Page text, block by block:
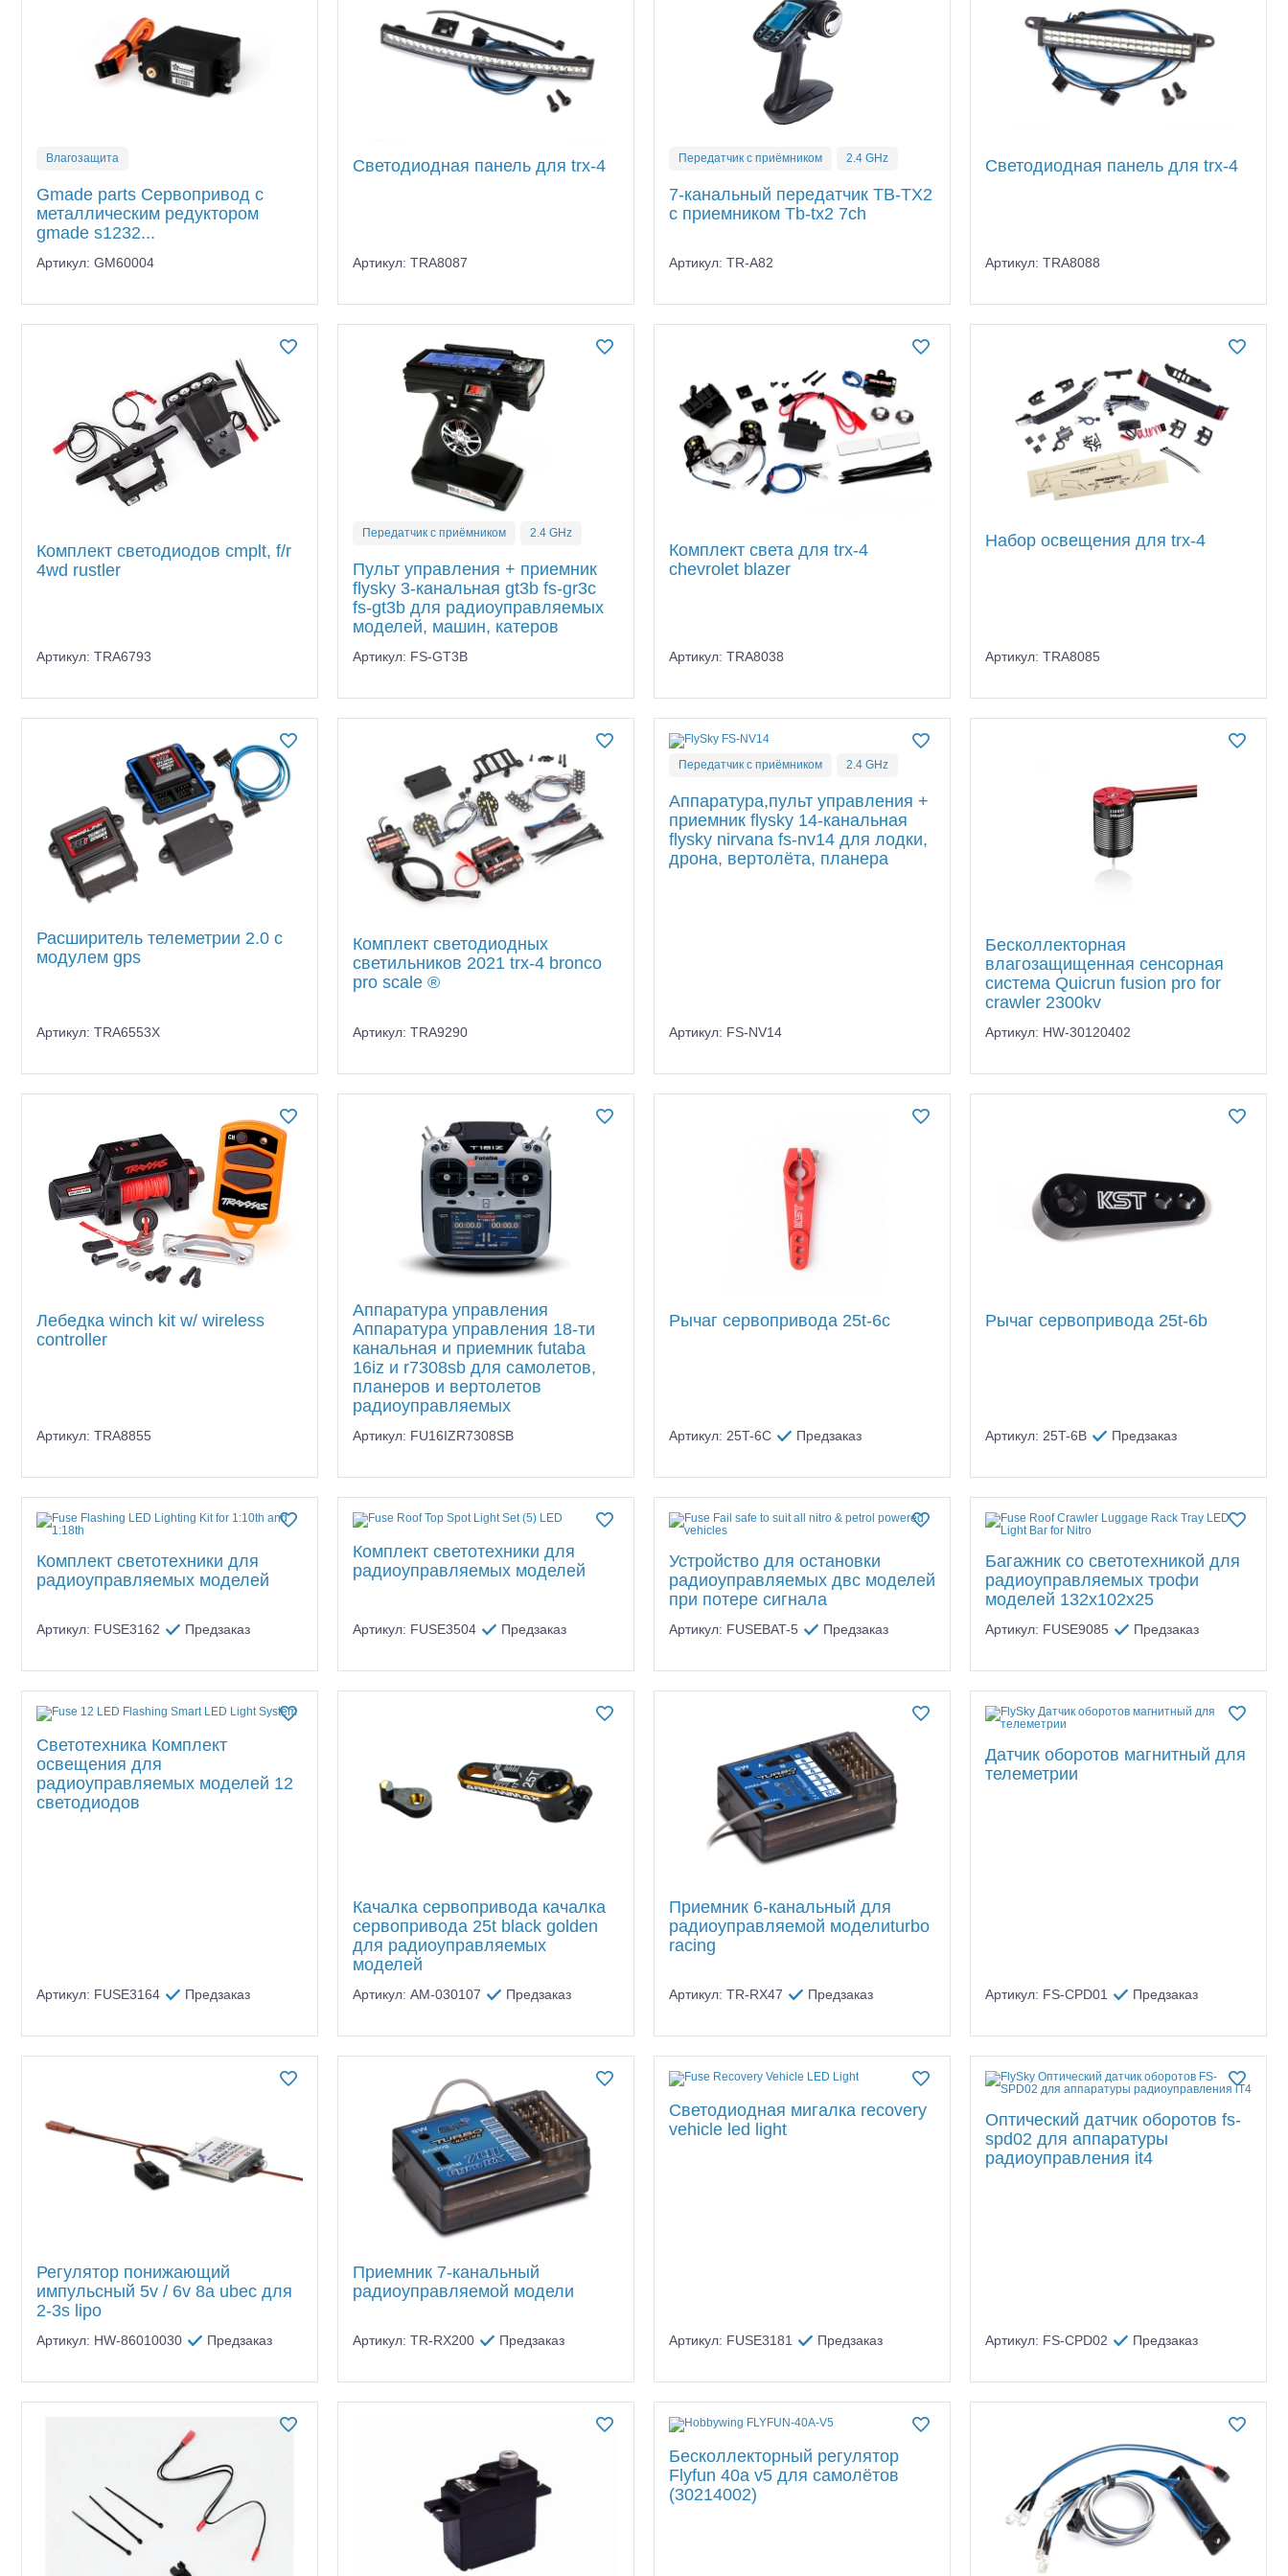
Шоссейки/дрифт/ралли ДВС модели
Влагозащита
Gmade parts Сервопривод с
металлическим редуктором
gmade s1232...
Артикул: GM60004
Светодиодная панель для trx-4
Артикул: TRA8087
Передатчик с приёмником 2.4 GHz
7-канальный передатчик TB-TX2
с приемником Tb-tx2 7ch
Артикул: TR-A82
Светодиодная панель для trx-4
Артикул: TRA8088
Комплект светодиодов cmplt, f/r
4wd rustler
Артикул: TRA6793
Передатчик с приёмником 2.4 GHz
Пульт управления + приемник
flysky 3-канальная gt3b fs-gr3c
fs-gt3b для радиоуправляемых
моделей, машин, катеров
Артикул: FS-GT3B
Комплект света для trx-4
chevrolet blazer
Артикул: TRA8038
Набор освещения для trx-4
Артикул: TRA8085
Расширитель телеметрии 2.0 с
модулем gps
Артикул: TRA6553X
Комплект светодиодных
светильников 2021 trx-4 bronco
pro scale ®
Артикул: TRA9290
Передатчик с приёмником 2.4 GHz
Аппаратура,пульт управления +
приемник flysky 14-канальная
flysky nirvana fs-nv14 для лодки,
дрона, вертолёта, планера
Артикул: FS-NV14
Бесколлекторная
влагозащищенная сенсорная
система Quicrun fusion pro for
crawler 2300kv
Артикул: HW-30120402
Лебедка winch kit w/ wireless
controller
Артикул: TRA8855
Аппаратура управления
Аппаратура управления 18-ти
канальная и приемник futaba
16iz и r7308sb для самолетов,
планеров и вертолетов
радиоуправляемых
Артикул: FU16IZR7308SB
Рычаг сервопривода 25t-6c
Артикул: 25T-6C Предзаказ
Рычаг сервопривода 25t-6b
Артикул: 25T-6B Предзаказ
Комплект светотехники для
радиоуправляемых моделей
Артикул: FUSE3162 Предзаказ
Комплект светотехники для
радиоуправляемых моделей
Артикул: FUSE3504 Предзаказ
Устройство для остановки
радиоуправляемых двс моделей
при потере сигнала
Артикул: FUSEBAT-5 Предзаказ
Багажник со светотехникой для
радиоуправляемых трофи
моделей 132x102x25
Артикул: FUSE9085 Предзаказ
Светотехника Комплект
освещения для
радиоуправляемых моделей 12
светодиодов
Артикул: FUSE3164 Предзаказ
Качалка сервопривода качалка
сервопривода 25t black golden
для радиоуправляемых
моделей
Артикул: AM-030107 Предзаказ
Приемник 6-канальный для
радиоуправляемой моделиturbo
racing
Артикул: TR-RX47 Предзаказ
Датчик оборотов магнитный для
телеметрии
Артикул: FS-CPD01 Предзаказ
Регулятор понижающий
импульсный 5v / 6v 8a ubec для
2-3s lipo
Артикул: HW-86010030 Предзаказ
Приемник 7-канальный
радиоуправляемой модели
Артикул: TR-RX200 Предзаказ
Светодиодная мигалка recovery
vehicle led light
Артикул: FUSE3181 Предзаказ
Оптический датчик оборотов fs-
spd02 для аппаратуры
радиоуправления it4
Артикул: FS-CPD02 Предзаказ
Бесколлекторный регулятор
Flyfun 40a v5 для самолётов
(30214002)